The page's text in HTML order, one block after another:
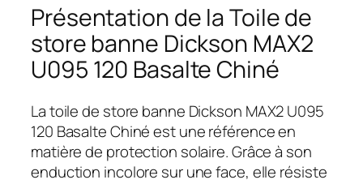
Présentation de la Toile de
store banne Dickson MAX2
U095 120 Basalte Chiné
La toile de store banne Dickson MAX2 U095
120 Basalte Chiné est une référence en
matière de protection solaire. Grâce à son
enduction incolore sur une face, elle résiste